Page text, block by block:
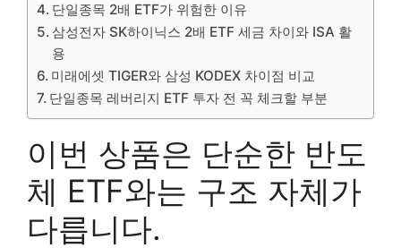
단일종목 2배 ETF가 위험한 이유
삼성전자 SK하이닉스 2배 ETF 세금 차이와 ISA 활
용
미래에셋 TIGER와 삼성 KODEX 차이점 비교
단일종목 레버리지 ETF 투자 전 꼭 체크할 부분
이번 상품은 단순한 반도
체 ETF와는 구조 자체가
다릅니다.